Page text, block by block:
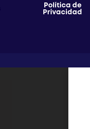
Política de
Privacidad